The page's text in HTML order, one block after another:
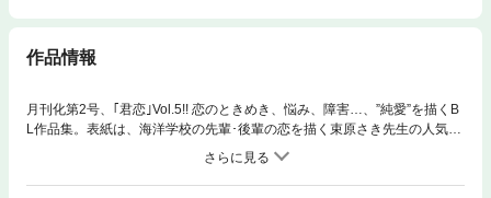
作品情報
月刊化第2号、｢君恋｣Vol.5!! 恋のときめき、悩み、障害…、”純愛”を描くB
L作品集。表紙は、海洋学校の先輩･後輩の恋を描く束原さき先生の人気連
載｢君に想ふ、碧｣。新作描きおろし6作品を収録。 【収録作品】［君に想
ふ、碧］束原さき/［薔薇の花の咲かせかた］はぜはら西/［THE 普通の恋
人］高木ユーナ/［消しゴム彼氏］猫野まりこ/［囚われ少年] 栗戸なつ/